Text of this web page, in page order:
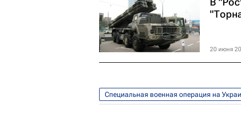
20 июня
Специальная военная операция на